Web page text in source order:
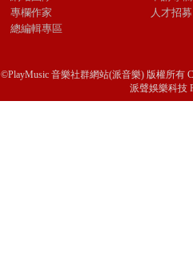
專欄作家
總編輯專區
人才招募
©PlayMusic 音樂社群網站(派音樂) 版權所有
派聲娛樂科技